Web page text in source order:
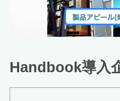
Handbook導入